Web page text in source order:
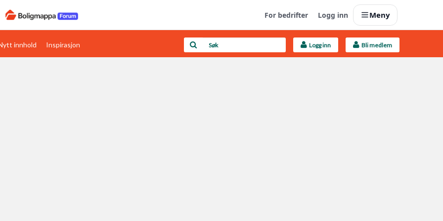
For bedrifter Logg inn Meny
Boligens papirer Last opp selv
innhold Inspirasjon Logg inn Bli medlem